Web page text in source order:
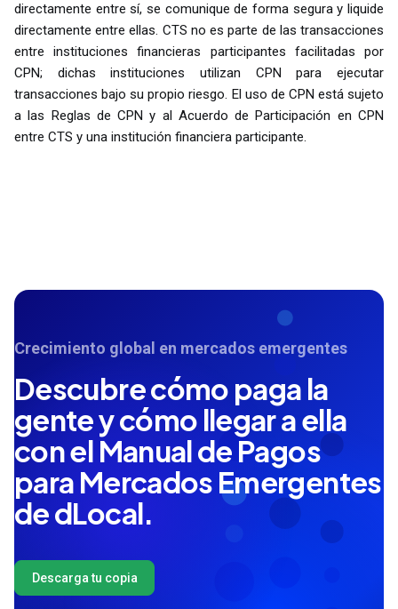
directamente entre sí, se comunique de forma segura y liquide
directamente entre ellas. CTS no es parte de las transacciones
entre instituciones financieras participantes facilitadas por
CPN; dichas instituciones utilizan CPN para ejecutar
transacciones bajo su propio riesgo. El uso de CPN está sujeto
a las Reglas de CPN y al Acuerdo de Participación en CPN
entre CTS y una institución financiera participante.
Crecimiento global en mercados emergentes
Descubre cómo paga la
gente y cómo llegar a ella
con el Manual de Pagos
para Mercados Emergentes
de dLocal.
Descarga tu copia